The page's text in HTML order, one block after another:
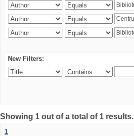
New Filters:
Showing 1 out of a total of 1 results.
1